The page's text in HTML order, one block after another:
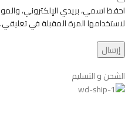
احفظ اسمي، بريدي الإلكتروني،
لاستخدامها المرة المقبلة في تعليقي.
الشحن و التسليم